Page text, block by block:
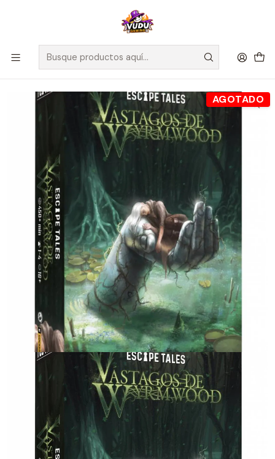
🚀 ¡Despachamos a todo Chile! Envío GRATIS a Regiones sobre
$100.000 y a RM sobre $35.000
Inicio Juegos de Mesa Cooperativos
Escape Tales Vástagos De Wyrmwood - Español
AGOTADO